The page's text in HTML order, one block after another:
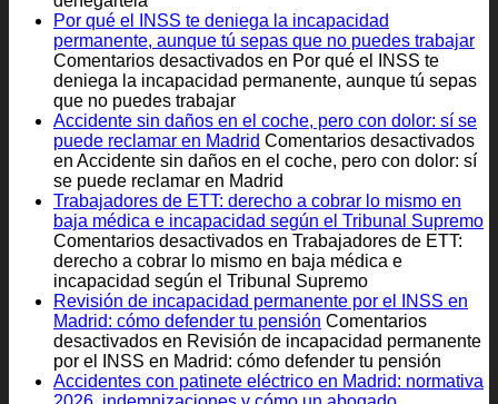
Por qué el INSS te deniega la incapacidad
permanente, aunque tú sepas que no puedes trabajar
Comentarios desactivados en Por qué el INSS te
deniega la incapacidad permanente, aunque tú sepas
que no puedes trabajar
Accidente sin daños en el coche, pero con dolor: sí se
puede reclamar en Madrid Comentarios desactivados
en Accidente sin daños en el coche, pero con dolor: sí
se puede reclamar en Madrid
Trabajadores de ETT: derecho a cobrar lo mismo en
baja médica e incapacidad según el Tribunal Supremo
Comentarios desactivados en Trabajadores de ETT:
derecho a cobrar lo mismo en baja médica e
incapacidad según el Tribunal Supremo
Revisión de incapacidad permanente por el INSS en
Madrid: cómo defender tu pensión Comentarios
desactivados en Revisión de incapacidad permanente
por el INSS en Madrid: cómo defender tu pensión
Accidentes con patinete eléctrico en Madrid: normativa